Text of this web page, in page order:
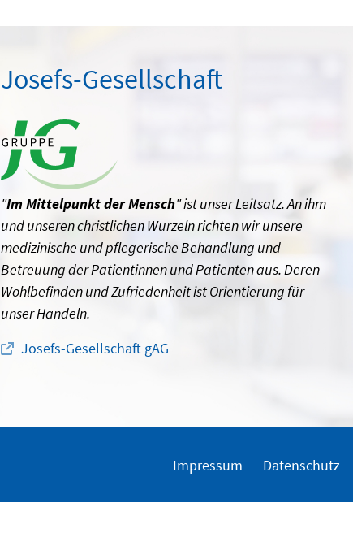
Josefs-Gesellschaft
"Im Mittelpunkt der Mensch" ist unser Leitsatz. An ihm
und unseren christlichen Wurzeln richten wir unsere
medizinische und pflegerische Behandlung und
Betreuung der Patientinnen und Patienten aus. Deren
Wohlbefinden und Zufriedenheit ist Orientierung für
unser Handeln.
Josefs-Gesellschaft gAG
Impressum Datenschutz